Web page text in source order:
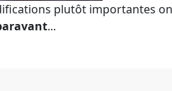
plutôt importantes
...